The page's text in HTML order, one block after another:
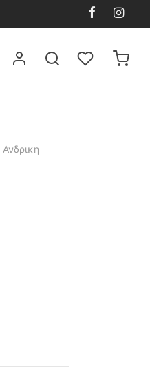
Ανδρικη